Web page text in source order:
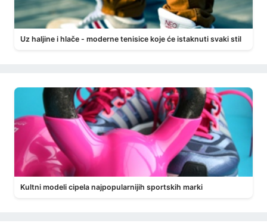
Uz haljine i hlače - moderne tenisice koje će istaknuti svaki stil
Kultni modeli cipela najpopularnijih sportskih marki